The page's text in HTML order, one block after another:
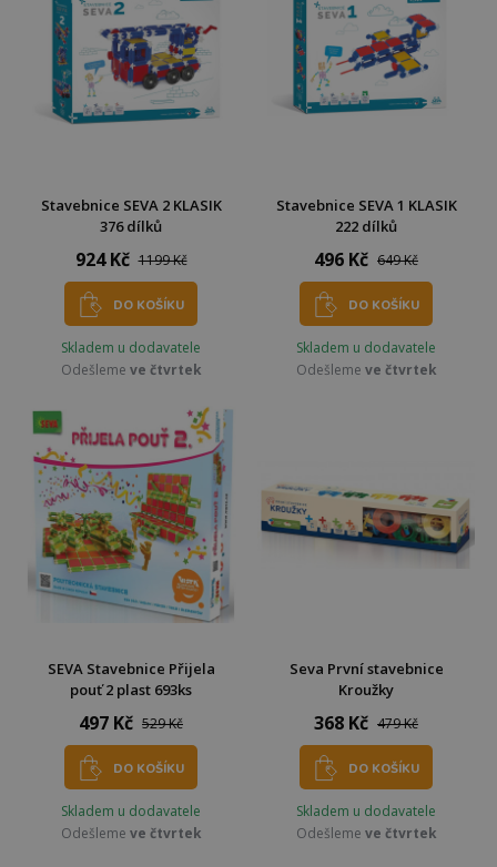
Stavebnice SEVA 2 KLASIK
376 dílků
924 Kč 1199 Kč
DO KOŠÍKU
Skladem u dodavatele
Odešleme ve čtvrtek
Stavebnice SEVA 1 KLASIK
222 dílků
496 Kč 649 Kč
DO KOŠÍKU
Skladem u dodavatele
Odešleme ve čtvrtek
SEVA Stavebnice Přijela
pouť 2 plast 693ks
497 Kč 529 Kč
DO KOŠÍKU
Skladem u dodavatele
Odešleme ve čtvrtek
Seva První stavebnice
Kroužky
368 Kč 479 Kč
DO KOŠÍKU
Skladem u dodavatele
Odešleme ve čtvrtek